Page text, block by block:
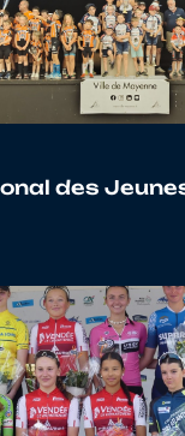
des